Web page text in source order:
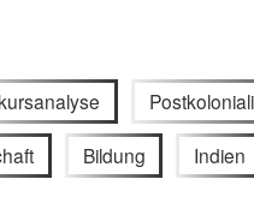
Bildung Indien